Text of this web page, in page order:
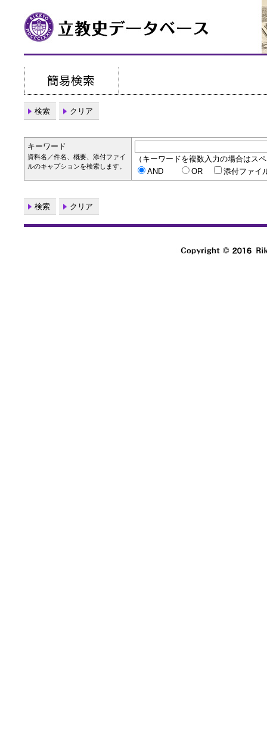
検索 クリア
キーワード
資料名／件名、概要、添付ファイ
ルのキャプションを検索します。
（キーワードを複数入力の場合はス
AND
OR 添付ファイ
検索 クリア